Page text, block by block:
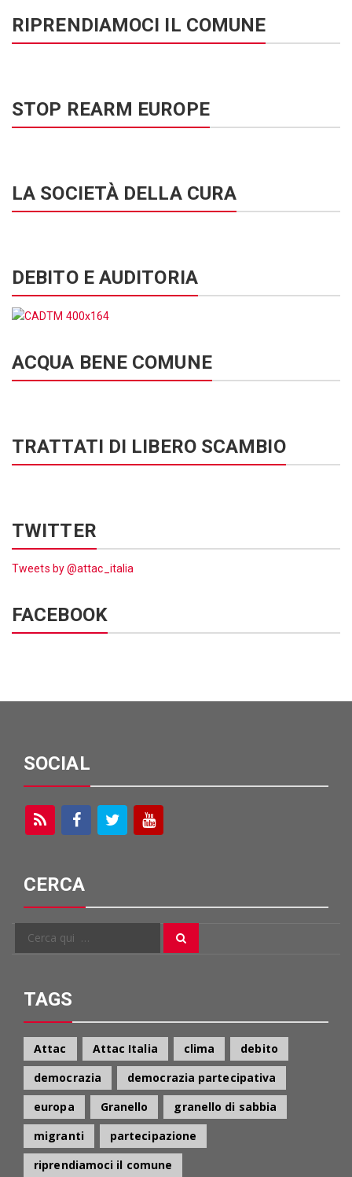
RIPRENDIAMOCI IL COMUNE
STOP REARM EUROPE
LA SOCIETÀ DELLA CURA
DEBITO E AUDITORIA
ACQUA BENE COMUNE
TRATTATI DI LIBERO SCAMBIO
TWITTER
Tweets by @attac_italia
FACEBOOK
SOCIAL
CERCA
Cerca
TAGS
Attac Attac Italia clima
debito
democrazia
democrazia partecipativa
europa
Granello
granello di sabbia
migranti
partecipazione
riprendiamoci il comune